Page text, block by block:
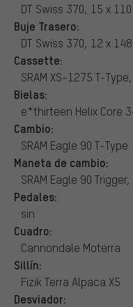
DT Swiss 370, 15 x
Buje Trasero:
DT Swiss 370, 12 x 148
Cassette:
SRAM XS-1275 T-
Bielas:
e*thirteen Helix Core
Cambio:
SRAM Eagle 90 T-Type
Maneta de cambio:
SRAM Eagle 90
Pedales:
sin
Cuadro:
Cannondale Moterra
Sillín:
Fizik Terra Alpaca X5
Desviador: